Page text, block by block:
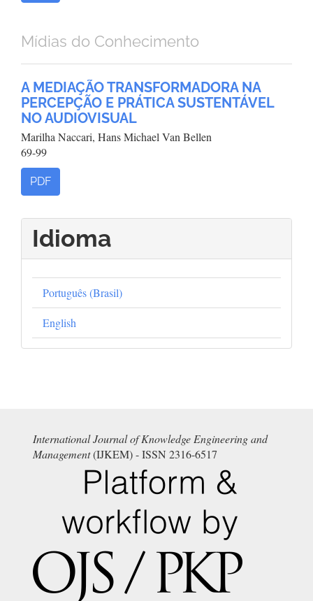
Mídias do Conhecimento
A MEDIAÇÃO TRANSFORMADORA NA
PERCEPÇÃO E PRÁTICA SUSTENTÁVEL
NO AUDIOVISUAL
Marilha Naccari, Hans Michael Van Bellen
69-99
PDF
Idioma
Português (Brasil)
English
International Journal of Knowledge Engineering and
Management(IJKEM) - ISSN 2316-6517